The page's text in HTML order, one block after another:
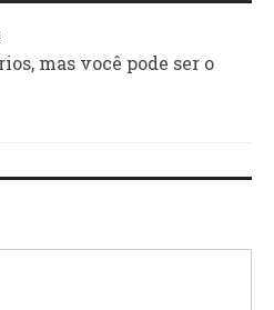
mas você pode ser o